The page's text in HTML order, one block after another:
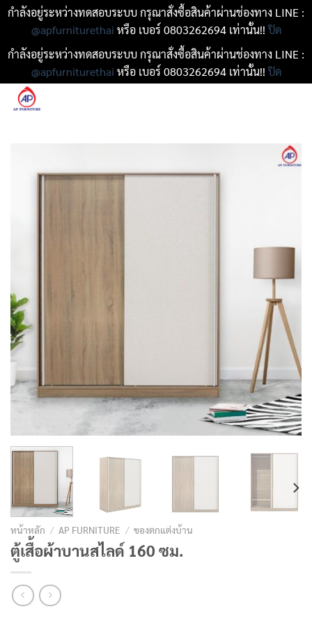
กำลังอยู่ระหว่างทดสอบระบบ กรุณาสั่งซื้อสินค้าผ่านช่องทาง LINE :
@apfurniturethai หรือ เบอร์ 0803262694 เท่านั้น!!ปิด
กำลังอยู่ระหว่างทดสอบระบบ กรุณาสั่งซื้อสินค้าผ่านช่องทาง LINE :
@apfurniturethai หรือ เบอร์ 0803262694 เท่านั้น!!ปิด
ข้าม
หน้าหลัก / AP FURNITURE / ของตกแต่งบ้าน
ตู้เสื้อผ้าบานสไลด์ 160 ซม.